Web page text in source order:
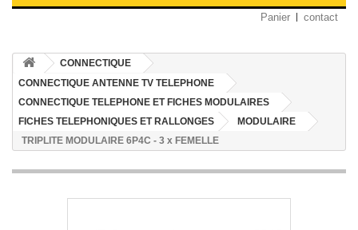
Panier contact
CONNECTIQUE
CONNECTIQUE ANTENNE TV TELEPHONE
CONNECTIQUE TELEPHONE ET FICHES MODULAIRES
FICHES TELEPHONIQUES ET RALLONGES
MODULAIRE
TRIPLITE MODULAIRE 6P4C - 3 x FEMELLE